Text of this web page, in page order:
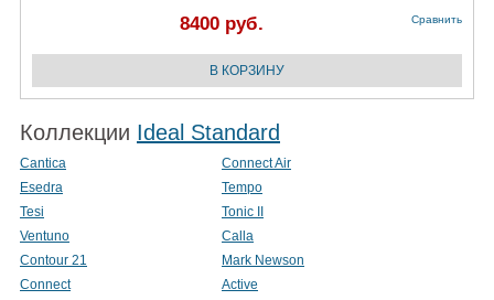
8400 руб. Сравнить
Коллекции Ideal Standard
Cantica
Connect Air
Esedra
Tempo
Tesi
Tonic II
Ventuno
Calla
Contour 21
Mark Newson
Connect
Active